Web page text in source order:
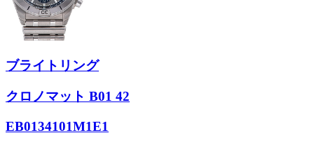
ブライトリング
クロノマット B01 42
EB0134101M1E1